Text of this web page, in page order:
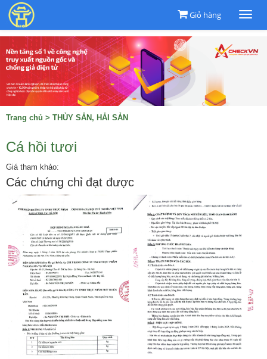
Giỏ hàng
Trang chủ > THỦY SẢN, HẢI SẢN
Cá hồi tươi
Giá tham khảo:
Các chứng chỉ đạt được